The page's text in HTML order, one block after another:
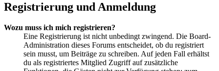
Registrierung und Anmeldung
Wozu muss ich mich registrieren?
Eine Registrierung ist nicht unbedingt zwingend. Die Board-
Administration dieses Forums entscheidet, ob du registriert
sein musst, um Beiträge zu schreiben. Auf jeden Fall erhältst
du als registriertes Mitglied Zugriff auf zusätzliche